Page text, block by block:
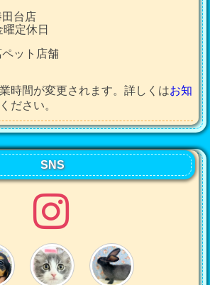
台店
定休日
ット店舗
時間が変更されます。詳しくはお知
ださい。
SNS